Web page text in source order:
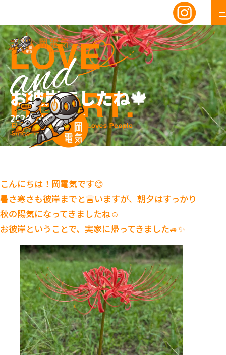
お彼岸でしたね🍁
2024/10/16ブログ
こんにちは！岡電気です😊
暑さ寒さも彼岸までと言いますが、朝夕はすっかり
秋の陽気になってきましたね☺️
お彼岸ということで、実家に帰ってきました🚙✨